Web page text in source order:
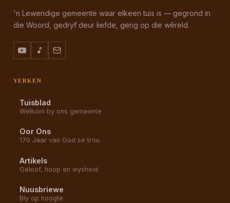
'n Lewendige gemeente waar elkeen tuis is — gegrond in
die Woord, gedryf deur liefde, gerig op die wêreld.
VERKEN
Tuisblad
Welkom by ons gemeente
Oor Ons
170 Jaar van God se trou
Artikels
Geloof, hoop en wysheid
Nuusbriewe
Bly op hoogte